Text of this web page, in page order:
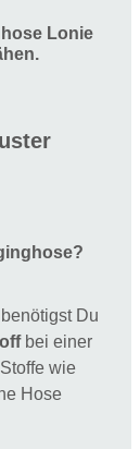
Lonie
benötigst Du
bei einer
wie
Hose